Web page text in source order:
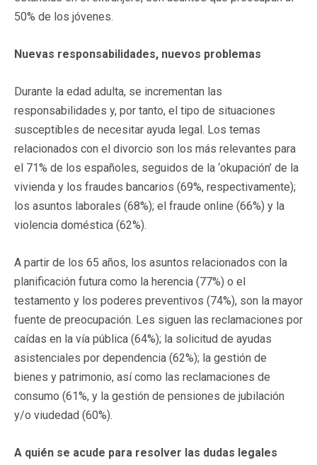
50% de los jóvenes.
Nuevas responsabilidades, nuevos problemas
Durante la edad adulta, se incrementan las
responsabilidades y, por tanto, el tipo de situaciones
susceptibles de necesitar ayuda legal. Los temas
relacionados con el divorcio son los más relevantes para
el 71% de los españoles, seguidos de la ‘okupación’ de la
vivienda y los fraudes bancarios (69%, respectivamente);
los asuntos laborales (68%); el fraude online (66%) y la
violencia doméstica (62%).
A partir de los 65 años, los asuntos relacionados con la
planificación futura como la herencia (77%) o el
testamento y los poderes preventivos (74%), son la mayor
fuente de preocupación. Les siguen las reclamaciones por
caídas en la vía pública (64%); la solicitud de ayudas
asistenciales por dependencia (62%); la gestión de
bienes y patrimonio, así como las reclamaciones de
consumo (61%, y la gestión de pensiones de jubilación
y/o viudedad (60%).
A quién se acude para resolver las dudas legales